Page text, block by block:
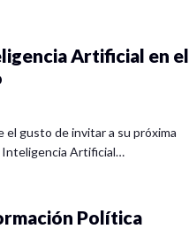
Artificial en el
el gusto de invitar a su próxima
Inteligencia Artificial…
Política